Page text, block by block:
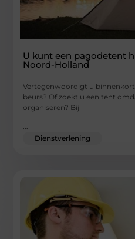
U kunt een pagodetent
Noord-Holland
Vertegenwoordigt u
beurs? Of zoekt u een tent
organiseren? Bij
...
Dienstverlening